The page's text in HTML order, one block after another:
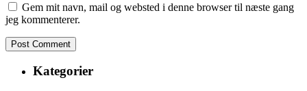
Gem mit navn, mail og websted i denne browser til næste gang
jeg kommenterer.
Kategorier